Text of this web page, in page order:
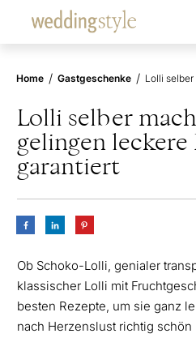
Home / Gastgeschenke /
Lolli selber
gelingen leckere
garantiert
Ob Schoko-Lolli, genialer
klassischer Lolli mit
besten Rezepte, um sie ganz
nach Herzenslust richtig